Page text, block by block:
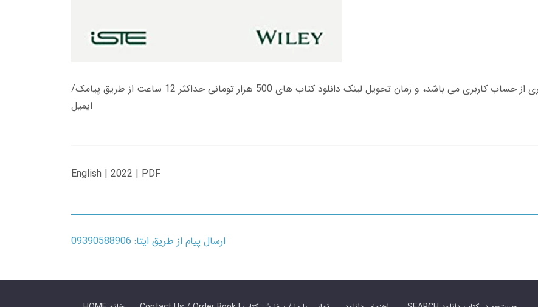
زمان تحویل کتاب های 600 هزار تومانی دانلود فوری از حساب کاربری می باشد، و زمان تحویل لینک دانلود کتاب های 500 هزار تومانی حداکثر 12 ساعت از طریق پیامک/
ایمیل
English | 2022 | PDF
ارسال پیام از طریق ایتا: 09390588906